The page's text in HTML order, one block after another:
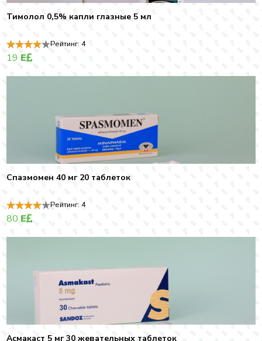
Тимолол 0,5% капли глазные 5 мл
Рейтинг: 4
19 E
Спазмомен 40 мг 20 таблеток
Рейтинг:4
80E
Асмакаст 5 мг 30 жевательных таблеток